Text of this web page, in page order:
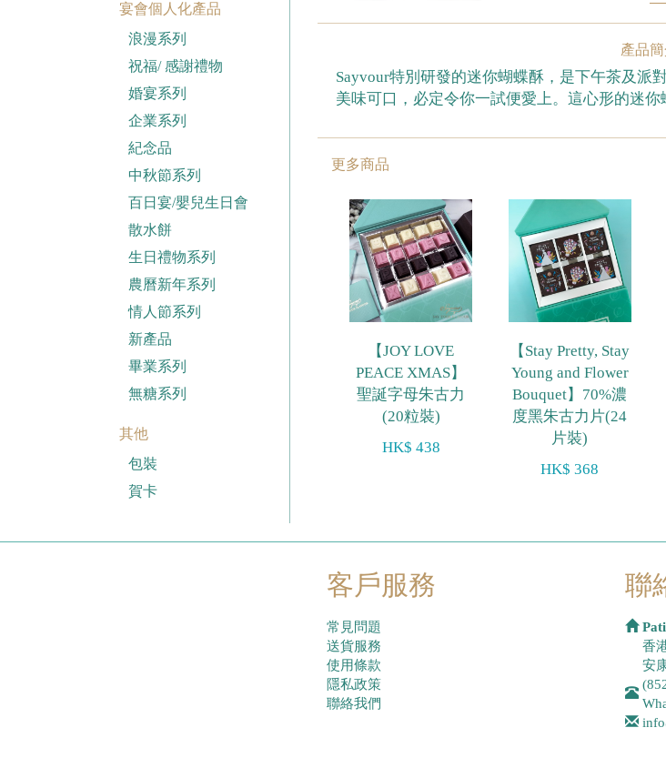
宴會個人化產品
浪漫系列
祝福/ 感謝禮物
婚宴系列
企業系列
紀念品
中秋節系列
百日宴/嬰兒生日會
散水餅
生日禮物系列
農曆新年系列
情人節系列
新產品
畢業系列
無糖系列
其他
包裝
賀卡
產品
Sayvour特別研發的迷你蝴蝶酥，是下午茶及派
美味可口，必定令你一試便愛上。這心形的迷你
更多商品
【JOY LOVE
PEACE XMAS】
聖誕字母朱古力
(20粒裝)
HK$ 438
【Stay Pretty, Stay
Young and Flower
Bouquet】70%濃
度黑朱古力片(24
片裝)
HK$ 368
客戶服務
常見問題
送貨服務
使用條款
隱私政策
聯絡我們
聯
香
安